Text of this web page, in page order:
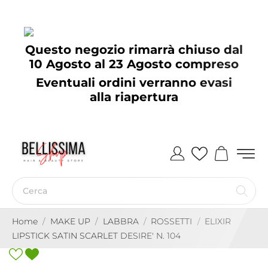
Questo negozio rimarrà chiuso dal
10 Agosto al 23 Agosto compreso
Eventuali ordini verranno evasi
alla riapertura
Home MAKE UP LABBRA ROSSETTI
ELIXIR
LIPSTICK SATIN SCARLET DESIRE' N. 104